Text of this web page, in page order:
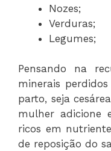
Nozes;
Verduras;
Legumes;
Pensando na
minerais
parto, seja
mulher adicione
ricos em
de reposição do